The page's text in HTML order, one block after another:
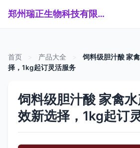
郑州瑞正生物科技有限公司
首页 产品大全
饲料级胆汁酸 家
择，1kg起订灵活服务
饲料级胆汁酸 家禽
效新选择，1kg起订